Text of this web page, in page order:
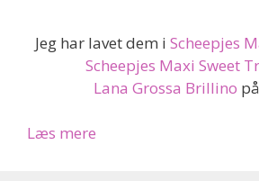
Jeg har lavet dem i Scheepjes
Scheepjes Maxi Sweet
Lana Grossa Brillino
Læs mere